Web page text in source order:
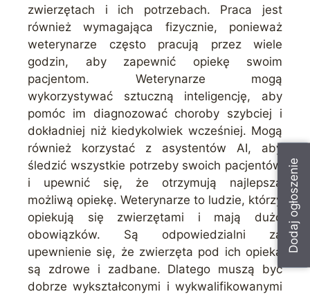
Dodaj ogłoszenie
zwierzętach i ich potrzebach. Praca jest
również wymagająca fizycznie, ponieważ
weterynarze często pracują przez wiele
godzin, aby zapewnić opiekę swoim
pacjentom. Weterynarze mogą
wykorzystywać sztuczną inteligencję, aby
pomóc im diagnozować choroby szybciej i
dokładniej niż kiedykolwiek wcześniej. Mogą
również korzystać z asystentów AI, aby
śledzić wszystkie potrzeby swoich pacjentów
i upewnić się, że otrzymują najlepszą
możliwą opiekę. Weterynarze to ludzie, którzy
opiekują się zwierzętami i mają dużo
obowiązków. Są odpowiedzialni za
upewnienie się, że zwierzęta pod ich opieką
są zdrowe i zadbane. Dlatego muszą być
dobrze wykształconymi i wykwalifikowanymi